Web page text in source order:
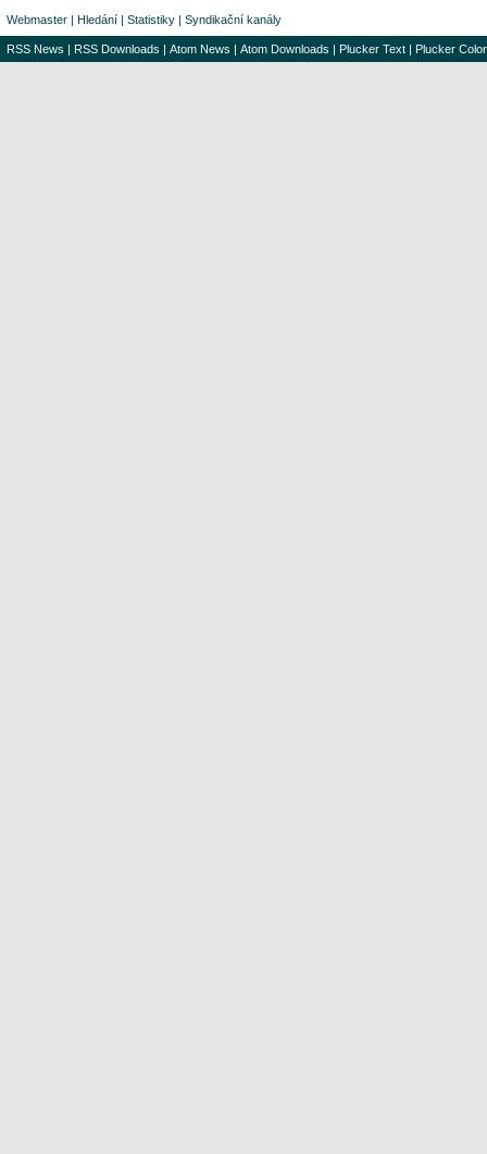
Webmaster | Hledání | Statistiky | Syndikační kanály
RSS News | RSS Downloads | Atom News | Atom Downloads | Plucker Text | Plucker Color